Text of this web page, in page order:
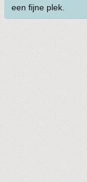
een fijne plek.